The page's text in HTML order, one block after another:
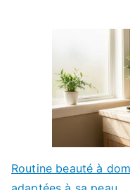
Routine beauté à